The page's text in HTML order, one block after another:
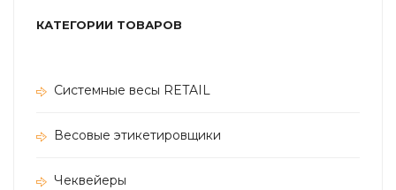
КАТЕГОРИИ ТОВАРОВ
Системные весы RETAIL
Весовые этикетировщики
Чеквейеры